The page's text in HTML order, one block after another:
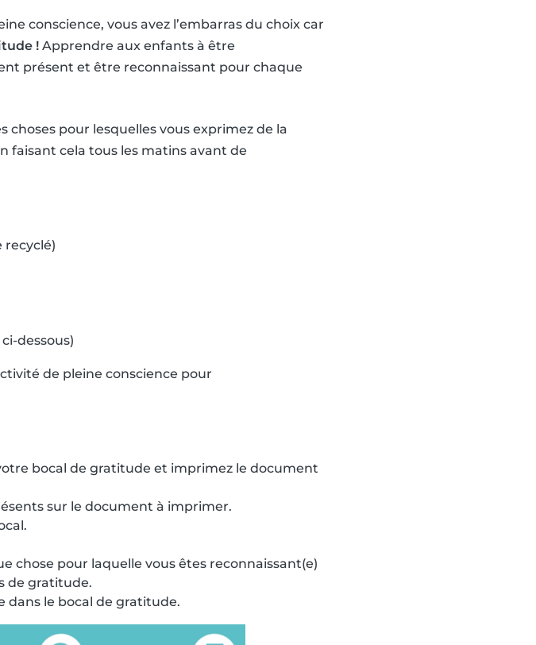
conscience, vous avez l’embarras du choix car
! Apprendre aux enfants à être
présent et être reconnaissant pour chaque
pour lesquelles vous exprimez de la
faisant cela tous les matins avant de
recyclé)
dessous)
bocal de gratitude et imprimez le document
sur le document à imprimer.
chose pour laquelle vous êtes reconnaissant(e)
de gratitude.
dans le bocal de gratitude.